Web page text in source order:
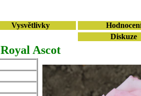
Vysvětlivky
Diskuze
Royal Ascot